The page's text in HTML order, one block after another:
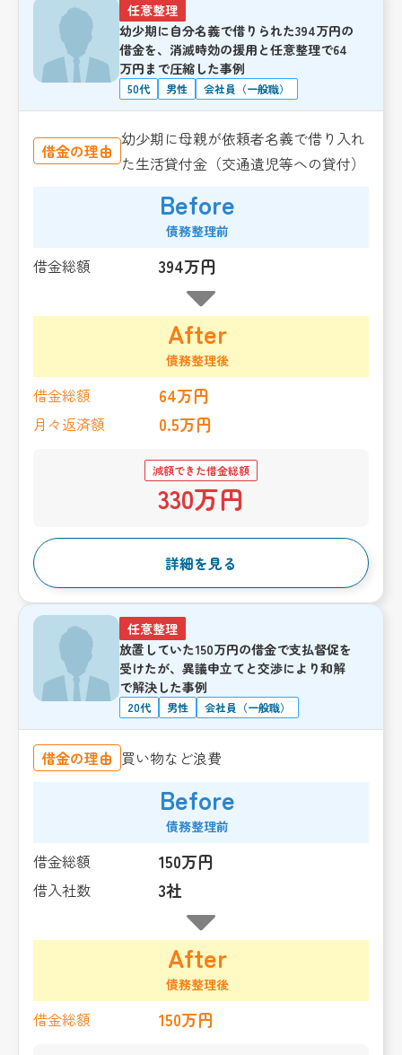
任意整理
幼少期に自分名義で借りられた394万円の
借金を、消滅時効の援用と任意整理で64
万円まで圧縮した事例
50代 男性 会社員（一般職）
借金の理由
幼少期に母親が依頼者名義で借り入れ
た生活貸付金（交通遺児等への貸付）
Before
債務整理前
借金総額 394万円
After
債務整理後
借金総額 64万円
月々返済額 0.5万円
減額できた借金総額
330万円
詳細を見る
任意整理
放置していた150万円の借金で支払督促を
受けたが、異議申立てと交渉により和解
で解決した事例
20代 男性 会社員（一般職）
借金の理由 買い物など浪費
Before
債務整理前
借金総額 150万円
借入社数 3社
After
債務整理後
借金総額 150万円